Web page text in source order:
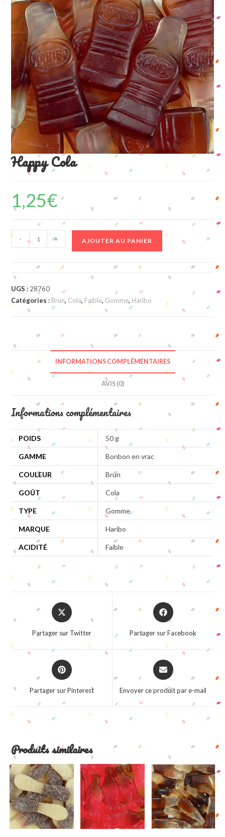
Happy Cola
1,25€
quantité
de
- + AJOUTER AU PANIER
UGS : 28760
Catégories : Brun, Cola, Faible, Gomme, Haribo
INFORMATIONS COMPLÉMENTAIRES
AVIS (0)
Informations complémentaires
POIDS 50 g
GAMME Bonbon en vrac
COULEUR Brun
GOÛT Cola
TYPE Gomme
MARQUE Haribo
ACIDITÉ Faible
Opens
in
new
window
Partager sur Twitter
Opens
in
window
Partager sur Facebook
Opens
in
window
Partager sur Pinterest
Opens
in
new
Envoyer ce produit par e-mail
Produits similaires